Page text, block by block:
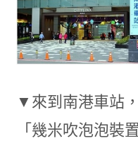
▼來到南港車站
「幾米吹泡泡裝